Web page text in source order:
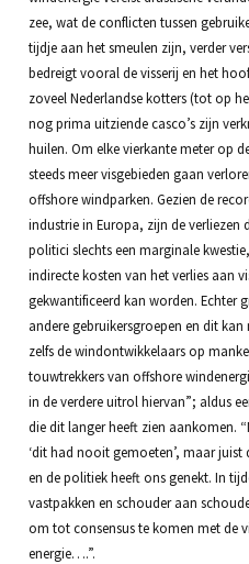
zee, wat de conflicten tussen
tijdje aan het smeulen zijn, verder
bedreigt vooral de visserij en het
zoveel Nederlandse kotters (tot op
nog prima uitziende casco’s zijn
huilen. Om elke vierkante meter op
steeds meer visgebieden gaan
offshore windparken. Gezien de
industrie in Europa, zijn de verliezen
politici slechts een marginale
indirecte kosten van het verlies aan
gekwantificeerd kan worden. Echter
andere gebruikersgroepen en dit
zelfs de windontwikkelaars op
touwtrekkers van offshore
in de verdere uitrol hiervan”; aldus
die dit langer heeft zien aankomen.
‘dit had nooit gemoeten’, maar juist
en de politiek heeft ons genekt. In
vastpakken en schouder aan
om tot consensus te komen met de
energie….”.